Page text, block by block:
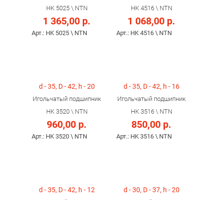
HK 5025 \ NTN
1 365,00 р.
Арт.: HK 5025 \ NTN
HK 4516 \ NTN
1 068,00 р.
Арт.: HK 4516 \ NTN
d - 35, D - 42, h - 20
Игольчатый подшипник
HK 3520 \ NTN
960,00 р.
Арт.: HK 3520 \ NTN
d - 35, D - 42, h - 16
Игольчатый подшипник
HK 3516 \ NTN
850,00 р.
Арт.: HK 3516 \ NTN
d - 35, D - 42, h - 12 d - 30, D - 37, h - 20